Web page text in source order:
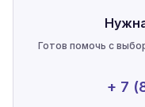
Готов помочь с
+ 7